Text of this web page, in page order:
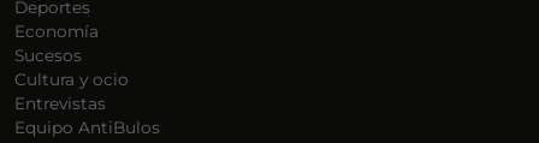
Deportes
Economía
Sucesos
Cultura y ocio
Entrevistas
Equipo AntiBulos